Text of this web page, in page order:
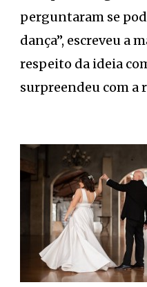
perguntaram se
dança”, escreveu a
respeito da ideia
surpreendeu com a